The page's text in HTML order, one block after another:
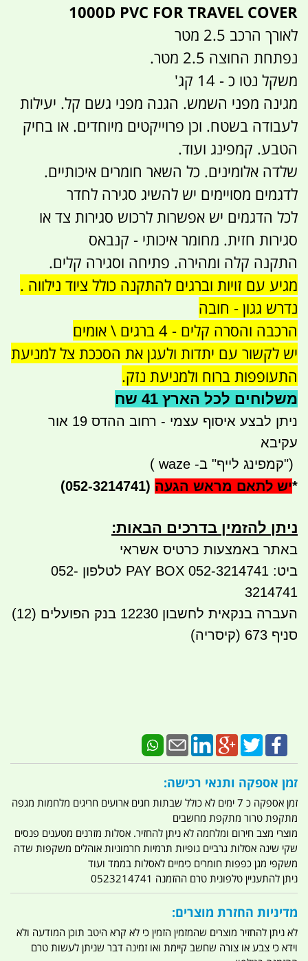
1000D PVC FOR TRAVEL COVER
לאורך הרכב 2.5 מטר
נפתחת החוצה 2.5 מטר.
משקל נטו כ - 14 קג'
מגינה מפני השמש. הגנה מפני גשם קל. יעילות
לעבודה בשטח. וכן פרוייקטים מיוחדים. או בחיק
הטבע. קמפינג ועוד.
שלדה אלומינים. כל השאר חומרים איכותיים.
לדגמים מסויימים יש להשיג סגירה לחדר
לכל הדגמים יש אפשרות לרכוש סגירות צד או
סגירות חזית. מחומר איכותי - קנבאס
התקנה קלה ומהירה. פתיחה וסגירה קלים.
מגיע עם זויות וברגים להתקנה כולל ציוד נילווה .
נדרש גגון - חובה
הרכבה והסרה קלים - 4 ברגים \ אומים
יש לקשור עם יתדות ולעגן את הסככת צל למניעת
התעופפות ברוח ולמניעת נזק.
משלוחים לכל הארץ 41 שח
ניתן לבצע איסוף עצמי - רחוב ההדס 19 אור
עקיבא
")קמפינג לייף" ב- waze
)
*יש לתאם מראש הגעה (052-3214741)
ניתן להזמין בדרכים הבאות:​​
באתר באמצעות כרטיס אשראי
ביט: 052-3214741 PAY BOX לטלפון 052-
3214741
העברה בנקאית לחשבון 12230 בנק הפועלים (12)
סניף 673 (קיסריה)
זמן אספקה ותנאי רכישה:
זמן אספקה כ 7 ימים לא כולל שבתות חגים ארועים חריגים מלחמות מגפה
מתקפת טרור מתקפת מחשבים
מוצרי מצב חירום ומלחמה לא ניתן להחזיר. אסלות מזרנים מטענים פנסים
שקי שינה אסלות גרביים גופיות תרמיות חרמוניות אוהלים משקפות שדה
משקפי מגן כפפות חומרים כימיים לאסלות בממד ועוד
ניתן להתעניין טלפונית טרם ההזמנה 0523214741
מדיניות החזרת מוצרים:
לא ניתן להחזיר מוצרים שהמזמין הזמין כי לא קרא היטב תוכן המודעה ולא
וידא כי צבע או צורה שחשב קיימת ואו זמינה דבר שניתן לעשות טרם